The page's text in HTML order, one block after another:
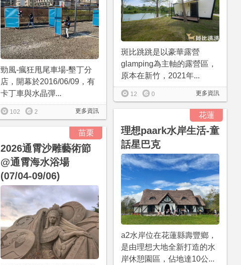
勁風-瘋狂甩尾車場-墾丁分
店，開幕於2016/06/09，有
卡丁車與水晶彈...
更多資訊
102 2
斑比跳跳是以豪華露營
glamping為主軸的露營區，
原本在新竹，2021年...
更多資訊
12 0
花蓮
理想paark水岸生活-童
話星巴克
a2水岸位在花蓮縣壽豐鄉，
是由理想大地全新打造的水
岸休憩園區，佔地達10公...
苗栗
2026通霄沙雕藝術節
@通霄海水浴場
(07/04-09/06)